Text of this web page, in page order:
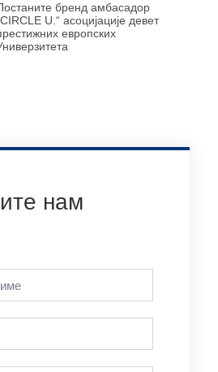
бренд амбасадор
U.“ асоцијације девет
европских
нам